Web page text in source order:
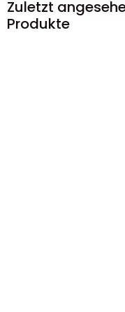
Zuletzt
Produkte